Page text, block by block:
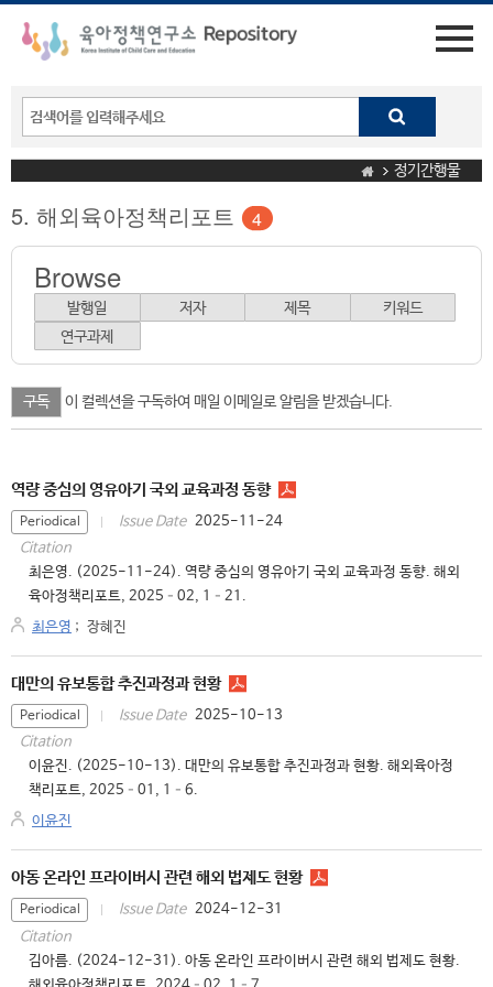
정기간행물
5. 해외육아정책리포트 4
Browse
발행일 저자 제목
키워드
연구과제
이 컬렉션을 구독하여 매일 이메일로 알림을 받겠습니다.
역량 중심의 영유아기 국외 교육과정 동향
Periodical Issue Date 2025-11-24
Citation
최은영. (2025-11-24). 역량 중심의 영유아기 국외 교육과정 동향. 해외
육아정책리포트, 2025–02, 1–21.
최은영 ; 장혜진
대만의 유보통합 추진과정과 현황
Periodical Issue Date 2025-10-13
Citation
이윤진. (2025-10-13). 대만의 유보통합 추진과정과 현황. 해외육아정
책리포트, 2025–01, 1–6.
이윤진
아동 온라인 프라이버시 관련 해외 법제도 현황
Periodical Issue Date 2024-12-31
Citation
김아름. (2024-12-31). 아동 온라인 프라이버시 관련 해외 법제도 현황.